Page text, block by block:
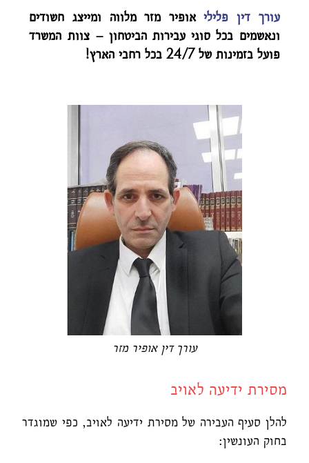
עורך דין פליליאופיר מזר מלווה ומייצג חשודים
ונאשמים בכל סוגי עבירות הביטחון – צוות המשרד
פועל בזמינות של 24/7 בכל רחבי הארץ!
עורך דין אופיר מזר
מסירת ידיעה לאויב
להלן סעיף העבירה של מסירת ידיעה לאויב, כפי שמוגדר
בחוק העונשין: